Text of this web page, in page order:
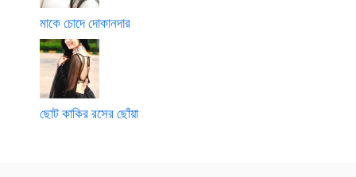
মাকে চোদে দোকানদার
ছোট কাকির রসের ছোঁয়া